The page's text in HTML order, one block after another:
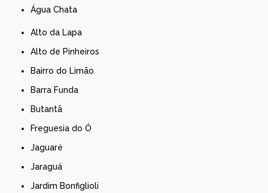
Água Chata
Alto da Lapa
Alto de Pinheiros
Bairro do Limão
Barra Funda
Butantã
Freguesia do Ó
Jaguaré
Jaraguá
Jardim Bonfiglioli